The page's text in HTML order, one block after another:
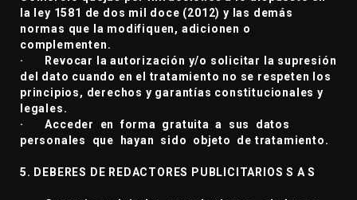
la ley 1581 de dos mil doce (2012) y las demás
normas que la modifiquen, adicionen o
complementen.
· Revocar la autorización y/o solicitar la supresión
del dato cuando en el tratamiento no se respeten los
principios, derechos y garantías constitucionales y
legales.
· Acceder en forma gratuita a sus datos
personales que hayan sido objeto de tratamiento.
5. DEBERES DE REDACTORES PUBLICITARIOS S A S